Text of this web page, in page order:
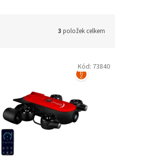
3 položek celkem
Kód: 73840